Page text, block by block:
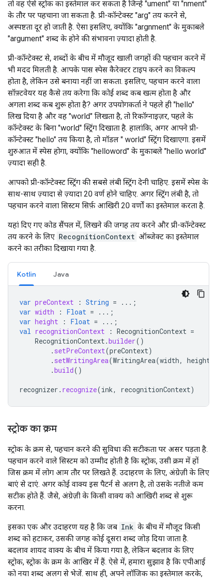
तो वह ऐसे स्ट्रोक का इस्तेमाल कर सकता है जिन्हें "ument" या "nment"
के तौर पर पहचाना जा सकता है. प्री-कॉन्टेक्स्ट "arg" तय करने से,
अस्पष्टता दूर हो जाती है. ऐसा इसलिए, क्योंकि "argnment" के मुकाबले
"argument" शब्द के होने की संभावना ज़्यादा होती है.
प्री-कॉन्टेक्स्ट से, शब्दों के बीच में मौजूद खाली जगहों की पहचान करने में
भी मदद मिलती है. आपके पास स्पेस कैरेक्टर टाइप करने का विकल्प
होता है, लेकिन उसे बनाया नहीं जा सकता. इसलिए, पहचान करने वाला
सॉफ़्टवेयर यह कैसे तय करेगा कि कोई शब्द कब खत्म होता है और
अगला शब्द कब शुरू होता है? अगर उपयोगकर्ता ने पहले ही "hello"
लिख दिया है और वह "world" लिखता है, तो रिकॉग्नाइज़र, पहले के
कॉन्टेक्स्ट के बिना "world" स्ट्रिंग दिखाता है. हालांकि, अगर आपने प्री-
कॉन्टेक्स्ट "hello" तय किया है, तो मॉडल " world" स्ट्रिंग दिखाएगा. इसमें
शुरुआत में स्पेस होगा, क्योंकि "helloword" के मुकाबले "hello world"
ज़्यादा सही है.
आपको प्री-कॉन्टेक्स्ट स्ट्रिंग की सबसे लंबी स्ट्रिंग देनी चाहिए. इसमें स्पेस के
साथ-साथ ज़्यादा से ज़्यादा 20 वर्ण होने चाहिए. अगर स्ट्रिंग लंबी है, तो
पहचान करने वाला सिस्टम सिर्फ़ आखिरी 20 वर्णों का इस्तेमाल करता है.
यहां दिए गए कोड सैंपल में, लिखने की जगह तय करने और प्री-कॉन्टेक्स्ट
तय करने के लिए RecognitionContext ऑब्जेक्ट का इस्तेमाल
करने का तरीका दिखाया गया है.
Kotlin Java
var preContext : String =
...;
var width : Float =
...;
var height : Float =
...;
val recognitionContext : RecognitionContext =
RecognitionContext.builder()
. setPreContext(preContext)
. setWritingArea(WritingArea(width, height
.build()
recognizer . recognize(ink, recognitionContext)
स्ट्रोक का क्रम
स्ट्रोक के क्रम से, पहचान करने की सुविधा की सटीकता पर असर पड़ता है.
पहचान करने वाले सिस्टम को उम्मीद होती है कि स्ट्रोक, उसी क्रम में हों
जिस क्रम में लोग आम तौर पर लिखते हैं. उदाहरण के लिए, अंग्रेज़ी के लिए
बाएं से दाएं. अगर कोई वाक्य इस पैटर्न से अलग है, तो उसके नतीजे कम
सटीक होते हैं. जैसे, अंग्रेज़ी के किसी वाक्य को आखिरी शब्द से शुरू
करना.
इसका एक और उदाहरण यह है कि जब Ink के बीच में मौजूद किसी
शब्द को हटाकर, उसकी जगह कोई दूसरा शब्द जोड़ दिया जाता है.
बदलाव शायद वाक्य के बीच में किया गया है, लेकिन बदलाव के लिए
स्ट्रोक, स्ट्रोक के क्रम के आखिर में हैं. ऐसे में, हमारा सुझाव है कि एपीआई
को नया शब्द अलग से भेजें. साथ ही, अपने लॉजिक का इस्तेमाल करके,